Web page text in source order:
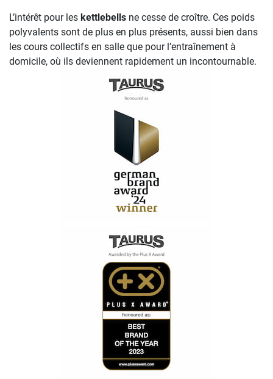
L’intérêt pour les kettlebells ne cesse de croître. Ces poids
polyvalents sont de plus en plus présents, aussi bien dans
les cours collectifs en salle que pour l’entraînement à
domicile, où ils deviennent rapidement un incontournable.